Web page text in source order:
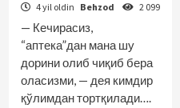
4 yil oldin Behzod 2 099
— Кечирасиз,
“аптека”дан мана шу
дорини олиб чиқиб бера
оласизми, — дея кимдир
қўлимдан тортқилади….